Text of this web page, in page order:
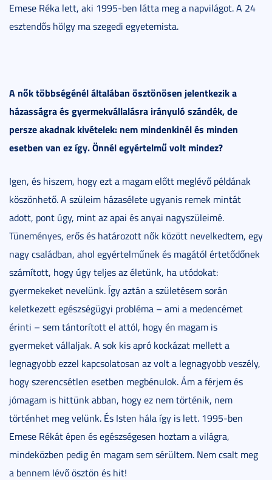
Emese Réka lett, aki 1995-ben látta meg a napvilágot. A 24
esztendős hölgy ma szegedi egyetemista.
A nők többségénél általában ösztönösen jelentkezik a
házasságra és gyermekvállalásra irányuló szándék, de
persze akadnak kivételek: nem mindenkinél és minden
esetben van ez így. Önnél egyértelmű volt mindez?
Igen, és hiszem, hogy ezt a magam előtt meglévő példának
köszönhető. A szüleim házasélete ugyanis remek mintát
adott, pont úgy, mint az apai és anyai nagyszüleimé.
Tüneményes, erős és határozott nők között nevelkedtem, egy
nagy családban, ahol egyértelműnek és magától értetődőnek
számított, hogy úgy teljes az életünk, ha utódokat:
gyermekeket nevelünk. Így aztán a születésem során
keletkezett egészségügyi probléma – ami a medencémet
érinti – sem tántorított el attól, hogy én magam is
gyermeket vállaljak. A sok kis apró kockázat mellett a
legnagyobb ezzel kapcsolatosan az volt a legnagyobb veszély,
hogy szerencsétlen esetben megbénulok. Ám a férjem és
jómagam is hittünk abban, hogy ez nem történik, nem
történhet meg velünk. És Isten hála így is lett. 1995-ben
Emese Rékát épen és egészségesen hoztam a világra,
mindeközben pedig én magam sem sérültem. Nem csalt meg
a bennem lévő ösztön és hit!